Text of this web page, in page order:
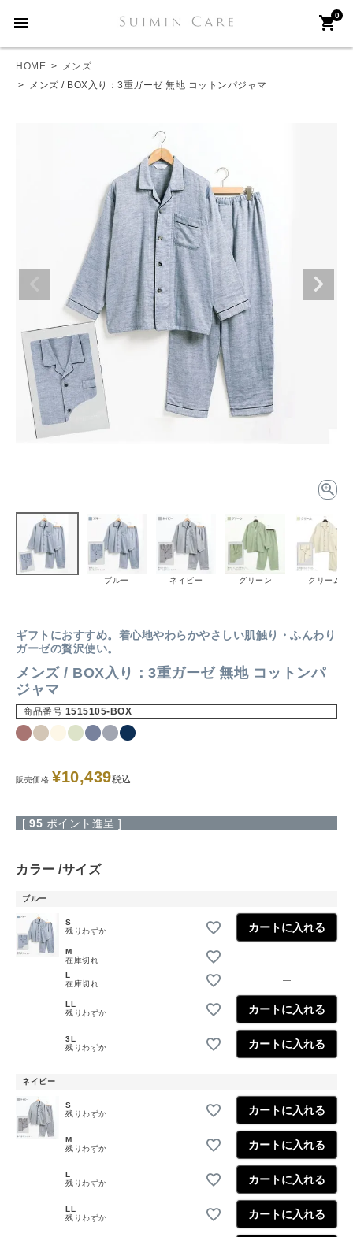
menu 0
shopping_cart
HOME
メンズ
メンズ / BOX入り：3重ガーゼ 無地 コットンパジャマ
ブルー ネイビー グリーン クリーム
ギフトにおすすめ。着心地やわらかやさしい肌触り・ふんわり
ガーゼの贅沢使い。
メンズ / BOX入り：3重ガーゼ 無地 コットンパ
ジャマ
商品番号 1515105-BOX
販売価格 ¥10,439税込
[ 95 ポイント進呈 ]
カラー サイズ
ブルー
S
残りわずか
カートに入れる
M
在庫切れ
—
L
在庫切れ
—
LL
残りわずか
カートに入れる
3L
残りわずか
カートに入れる
ネイビー
S
残りわずか
カートに入れる
M
残りわずか
カートに入れる
L
残りわずか
カートに入れる
LL
残りわずか
カートに入れる